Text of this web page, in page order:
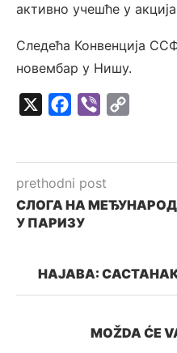
активно учешће у
Следећа Конвенција
новембар у Нишу.
Facebook
Viber
prethodni post
СЛОГА НА
У ПАРИЗУ
НАЈАВА:
MOŽDA ĆE